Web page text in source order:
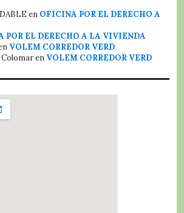
en OFICINA POR EL DERECHO A
POR EL DERECHO A LA VIVIENDA
VOLEM CORREDOR VERD
en VOLEM CORREDOR VERD